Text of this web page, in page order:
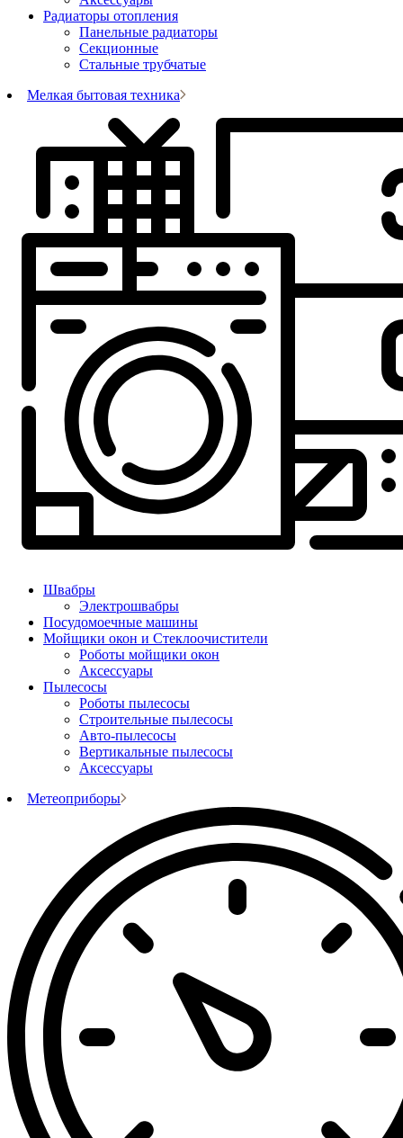
Радиаторы отопления
Панельные радиаторы
Секционные
Стальные трубчатые
Мелкая бытовая техника
Швабры
Электрошвабры
Посудомоечные машины
Мойщики окон и Стеклоочистители
Роботы мойщики окон
Аксессуары
Пылесосы
Роботы пылесосы
Строительные пылесосы
Авто-пылесосы
Вертикальные пылесосы
Аксессуары
Метеоприборы